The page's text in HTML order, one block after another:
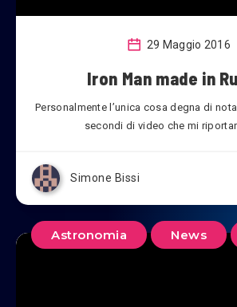
29 Maggio 2016
Iron Man made in
Personalmente l’unica cosa degna di
secondi di video che mi
Simone Bissi
Astronomia News